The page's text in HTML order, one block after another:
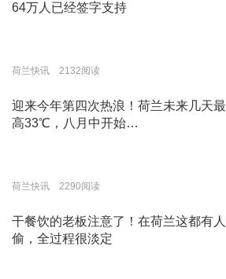
64万人已经签字支持
荷兰快讯 2132阅读
迎来今年第四次热浪！荷兰未来几天最
高33℃，八月中开始…
荷兰快讯 2290阅读
干餐饮的老板注意了！在荷兰这都有人
偷，全过程很淡定